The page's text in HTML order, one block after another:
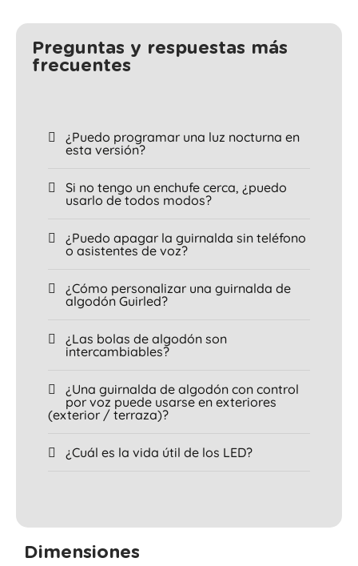
Preguntas y respuestas más
frecuentes
¿Puedo programar una luz nocturna en
esta versión?
Si no tengo un enchufe cerca, ¿puedo
usarlo de todos modos?
¿Puedo apagar la guirnalda sin teléfono
o asistentes de voz?
¿Cómo personalizar una guirnalda de
algodón Guirled?
¿Las bolas de algodón son
intercambiables?
¿Una guirnalda de algodón con control
por voz puede usarse en exteriores
(exterior / terraza)?
¿Cuál es la vida útil de los LED?
Dimensiones